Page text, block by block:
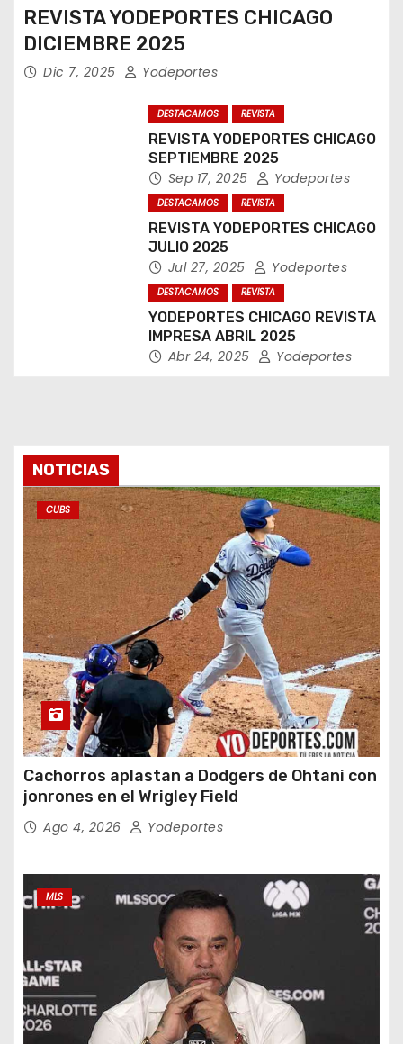
REVISTA YODEPORTES CHICAGO
DICIEMBRE 2025
Dic 7, 2025 Yodeportes
DESTACAMOS REVISTA
REVISTA YODEPORTES CHICAGO
SEPTIEMBRE 2025
Sep 17, 2025 Yodeportes
DESTACAMOS REVISTA
REVISTA YODEPORTES CHICAGO
JULIO 2025
Jul 27, 2025 Yodeportes
DESTACAMOS REVISTA
YODEPORTES CHICAGO REVISTA
IMPRESA ABRIL 2025
Abr 24, 2025 Yodeportes
NOTICIAS
CUBS
Cachorros aplastan a Dodgers de Ohtani con
jonrones en el Wrigley Field
Ago 4, 2026 Yodeportes
MLS